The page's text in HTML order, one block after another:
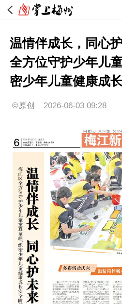
温情伴成长，同心
全方位守护少年儿
密少年儿童健康成
©原创 2026-06-03 09:28